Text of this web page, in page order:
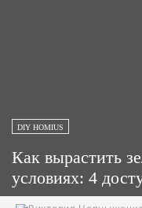
DIY HOMIUS
Как вырастить
условиях: 4